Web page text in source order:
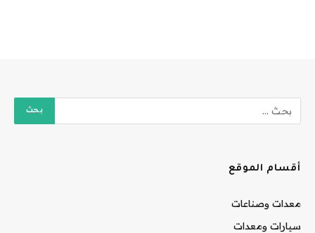
أقسام الموقع
معدات وصناعات
سيارات ومعدات